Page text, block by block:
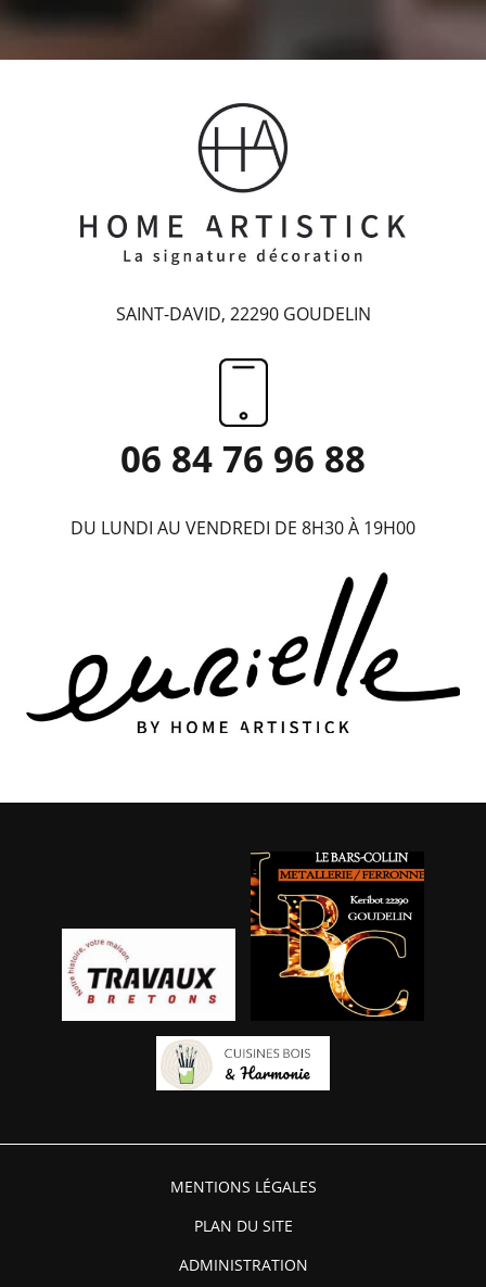
SAINT-DAVID, 22290 GOUDELIN
06 84 76 96 88
DU LUNDI AU VENDREDI DE 8H30 À 19H00
MENTIONS LÉGALES
PLAN DU SITE
ADMINISTRATION